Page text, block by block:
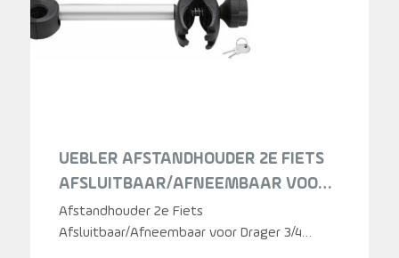
UEBLER AFSTANDHOUDER 2E FIETS
AFSLUITBAAR/AFNEEMBAAR VOOR
DRAGER 3/4 FIETSEN
Afstandhouder 2e Fiets
Afsluitbaar/Afneembaar voor Drager 3/4